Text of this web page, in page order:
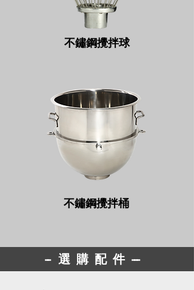
不鏽鋼攪拌球
不鏽鋼攪拌桶
--選購配件 ---